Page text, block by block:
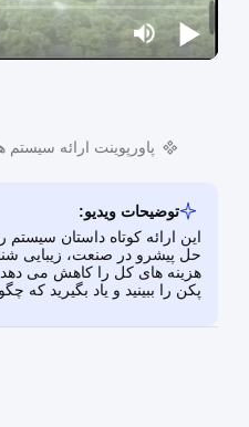
پاورپوینت ارائه سیستم
توضیحات ویدیو:
حل پیشرو در صنعت، زیبایی
هزینه های کل را کاهش می دهد.
پکن را ببینید و یاد بگیرید